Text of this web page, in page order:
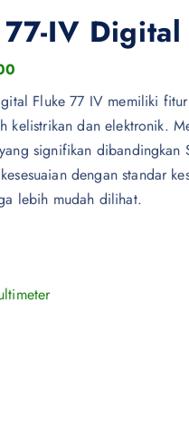
IV
Fluke 77 IV memiliki
kelistrikan dan elektronik.
signifikan
dengan standar
lebih mudah dilihat.